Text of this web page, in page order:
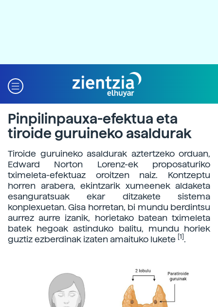
Pinpilinpauxa-efektua eta
tiroide guruineko asaldurak
Tiroide guruineko asaldurak aztertzeko orduan,
Edward Norton Lorenz-ek proposaturiko
tximeleta-efektuaz oroitzen naiz. Kontzeptu
horren arabera, ekintzarik xumeenek aldaketa
esanguratsuak ekar ditzakete sistema
konplexuetan. Gisa horretan, bi mundu berdintsu
aurrez aurre izanik, horietako batean tximeleta
batek hegoak astinduko balitu, mundu horiek
guztiz ezberdinak izaten amaituko lukete [1].